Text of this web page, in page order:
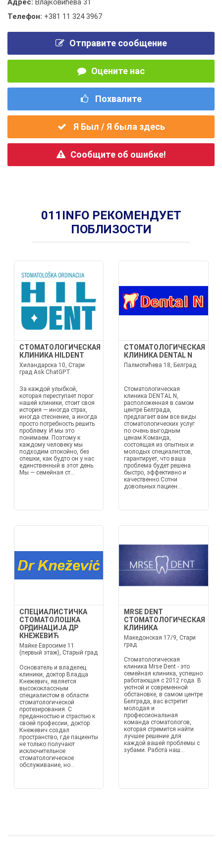
Адрес: Влајковићева 31
Телефон: +381 11 324 3967
Отправите сообщение
Оцените нас
Похвалите
Я Был / Я была здесь
Сообщите об ошибке!
011INFO РЕКОМЕНДУЕТ
ПОБЛИЗОСТИ
СТОМАТОЛОГИЧЕСКАЯ
КЛИНИКА HILDENT
Хиландарска 10, Стари
град Ask ChatGPT
За каждой улыбкой,
которая переступает порог
нашей клиники, стоит своя
история — иногда страх,
иногда стеснение, а иногда
просто потребность решить
проблему. И мы это
понимаем. Поэтому к
каждому человеку мы
подходим спокойно, без
спешки, как будто он у нас
единственный в этот день.
Мы — семейная ст...
СТОМАТОЛОГИЧЕСКАЯ
КЛИНИКА DENTAL N
Палмотићева 18, Белград
Стоматологическая
клиника DENTAL N,
расположенная в самом
центре Белграда,
предлагает вам все виды
стоматологических услуг
по очень выгодным
ценам.Команда,
состоящая из опытных и
молодых специалистов,
гарантирует, что ваша
проблема будет решена
быстро, эффективно и
качественно.Сотни
довольных пациен...
СПЕЦИАЛИСТИЧКА
СТОМАТОЛОШКА
ОРДИНАЦИЈА ДР
КНЕЖЕВИЋ
Майке Евросиме 11
(первый этаж), Старый град
Основатель и владелец
клиники, доктор Владца
Кнежевич, является
высококлассным
специалистом в области
стоматологической
протезирования. С
преданностью и страстью к
своей профессии, доктор
Кнежевич создал
пространство, где пациенты
не только получают
исключительное
стоматологическое
обслуживание, но...
MRSE DENT
СТОМАТОЛОГИЧЕСКАЯ
КЛИНИКА
Македонская 17/9, Стари
град
Стоматологическая
клиника Mrse Dent - это
семейная клиника, успешно
работающая с 2012 года. В
уютной и современной
обстановке, в самом центре
Белграда, вас встретит
молодая и
профессиональная
команда стоматологов,
которая стремится найти
лучшее решение для
каждой вашей проблемы с
зубами. Работа наш...